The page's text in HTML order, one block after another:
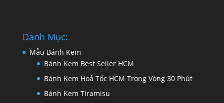
Danh Mục:
Mẫu Bánh Kem
Bánh Kem Best Seller HCM
Bánh Kem Hoả Tốc HCM Trong Vòng 30 Phút
Bánh Kem Tiramisu